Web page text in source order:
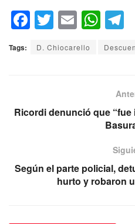
F
a
c
o
T
wi
tt
E
m
ail
W
h
at
p
p
e
a
Tags: D. Chiocarello
Ricordi denunció que
Según el parte policial,
hurto y robaron